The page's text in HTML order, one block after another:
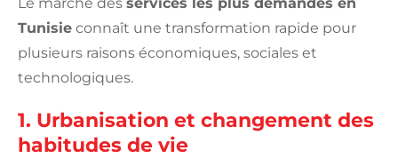
Tunisie connaît une transformation rapide pour
plusieurs raisons économiques, sociales et
technologiques.
1. Urbanisation et changement des
habitudes de vie